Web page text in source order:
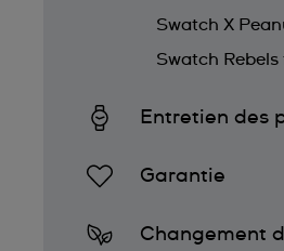
Swatch X
Swatch Rebels
Entretien des
Garantie
Changement